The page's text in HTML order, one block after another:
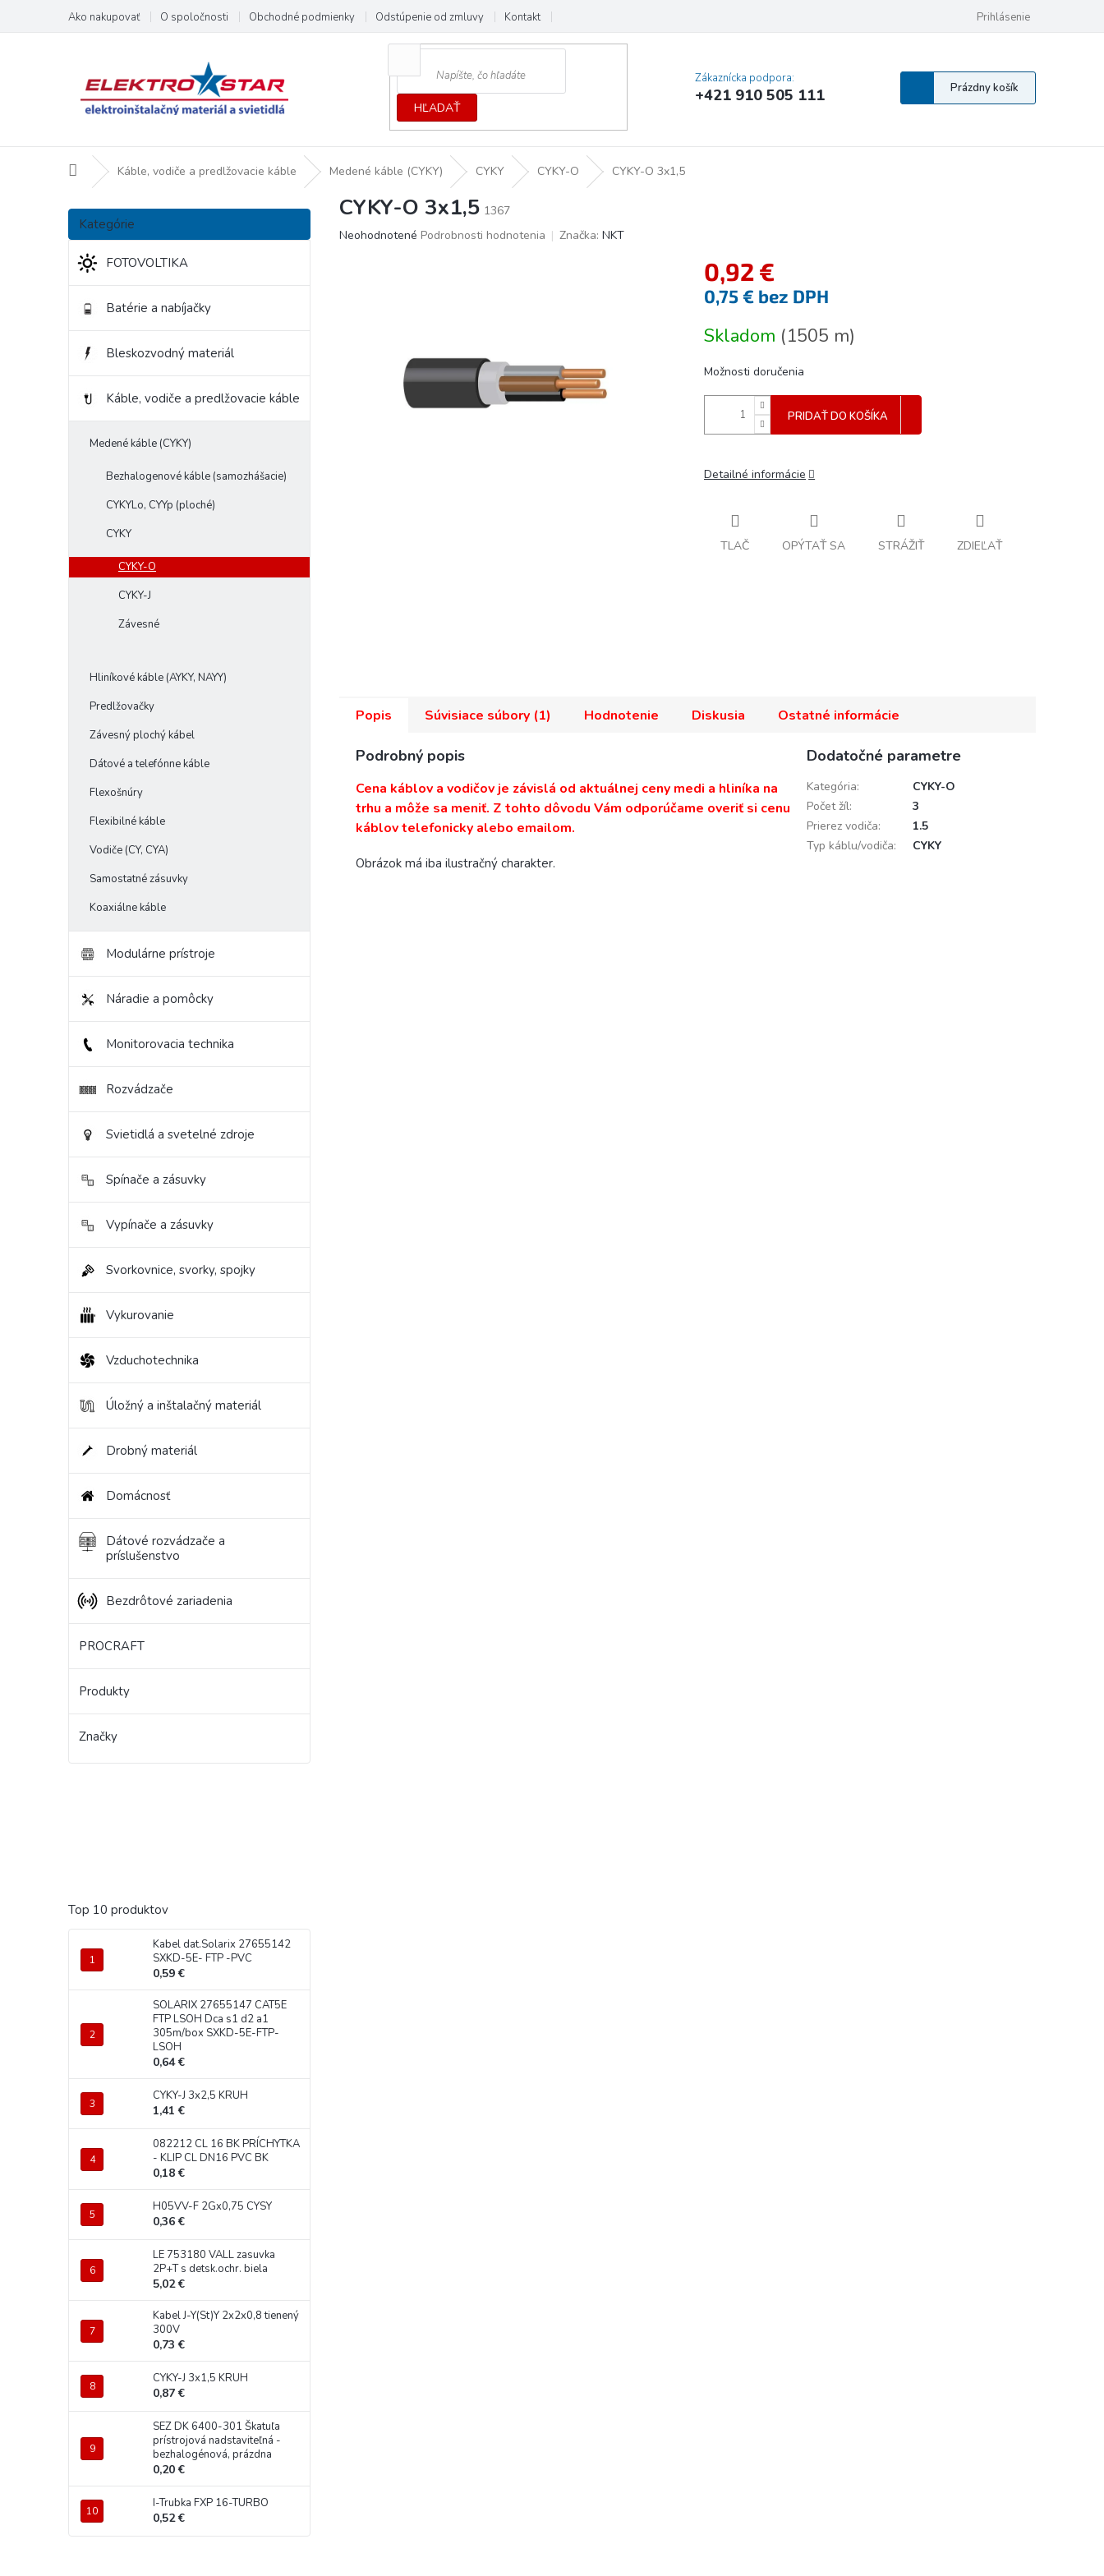
obsah
Ako nakupovať O spoločnosti Obchodné podmienky Odstúpenie od zmluvy Kontakt Vyhlásenie o prístupnosti
Prihlásenie
HĽADAŤ
Zákaznícka podpora:
+421 910 505 111
Nákupný
košík
Prázdny košík
DomovKáble, vodiče a predlžovacie káble Medené káble (CYKY) CYKY CYKY-O CYKY-O 3x1,5
B
č
n
Preskočiť
kategórie
Kategórie
FOTOVOLTIKA
Batérie a nabíjačky
Bleskozvodný materiál
Káble, vodiče a predlžovacie káble
Medené káble (CYKY)
Bezhalogenové káble (samozhášacie)
CYKYLo, CYYp (ploché)
CYKY
CYKY-O
CYKY-J
Závesné
Hliníkové káble (AYKY, NAYY)
Predlžovačky
Závesný plochý kábel
Dátové a telefónne káble
Flexošnúry
Flexibilné káble
Vodiče (CY, CYA)
Samostatné zásuvky
Koaxiálne káble
Modulárne prístroje
Náradie a pomôcky
Monitorovacia technika
Rozvádzače
Svietidlá a svetelné zdroje
Spínače a zásuvky
Vypínače a zásuvky
Svorkovnice, svorky, spojky
Vykurovanie
Vzduchotechnika
Úložný a inštalačný materiál
Drobný materiál
Domácnosť
Dátové rozvádzače a
príslušenstvo
Bezdrôtové zariadenia
PROCRAFT
Produkty
Značky
Top 10 produktov
Kabel dat.Solarix 27655142
SXKD-5E- FTP -PVC
0,59 €
SOLARIX 27655147 CAT5E
FTP LSOH Dca s1 d2 a1
305m/box SXKD-5E-FTP-
LSOH
0,64 €
CYKY-J 3x2,5 KRUH
1,41 €
082212 CL 16 BK PRÍCHYTKA
- KLIP CL DN16 PVC BK
0,18 €
H05VV-F 2Gx0,75 CYSY
0,36 €
LE 753180 VALL zasuvka
2P+T s detsk.ochr. biela
5,02 €
Kabel J-Y(St)Y 2x2x0,8 tienený
300V
0,73 €
CYKY-J 3x1,5 KRUH
0,87 €
SEZ DK 6400-301 Škatuľa
prístrojová nadstaviteľná -
bezhalogénová, prázdna
0,20 €
I-Trubka FXP 16-TURBO
0,52 €
CYKY-O 3x1,5 1367
Priemerné
Neohodnotené Podrobnosti hodnotenia Značka: NKT
0,92 €
0,75 € bez DPH
cena:
Skladom (1505 m)
Možnosti doručenia
PRIDAŤ DO KOŠÍKA
Detailné informácie
TLAČ OPÝTAŤ SA STRÁŽIŤ ZDIEĽAŤ
Popis Súvisiace súbory (1) Hodnotenie Diskusia Ostatné informácie
Podrobný popis
Cena káblov a vodičov je závislá od aktuálnej ceny medi a hliníka na
trhu a môže sa meniť. Z tohto dôvodu Vám odporúčame overiť si cenu
káblov telefonicky alebo emailom.
Obrázok má iba ilustračný charakter.
Dodatočné parametre
Kategória:
CYKY-O
Počet žíl:
3
Prierez vodiča:
1.5
Typ káblu/vodiča: CYKY